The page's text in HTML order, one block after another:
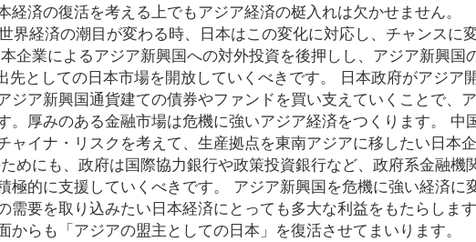
済の復活を考える上でもアジア経済の梃入れは欠かせません。
界経済の潮目が変わる時、日本はこの変化に対応し、チャンスに
企業によるアジア新興国への対外投資を後押しし、アジア新興国
先としての日本市場を開放していくべきです。 日本政府がアジア
ジア新興国通貨建ての債券やファンドを買い支えていくことで、
。厚みのある金融市場は危機に強いアジア経済をつくります。 中
ャイナ・リスクを考えて、生産拠点を東南アジアに移したい日本
めにも、政府は国際協力銀行や政策投資銀行など、政府系金融機
極的に支援していくべきです。 アジア新興国を危機に強い経済に
要を取り込みたい日本経済にとっても多大な利益をもたらします
らも「アジアの盟主としての日本」を復活させてまいります。